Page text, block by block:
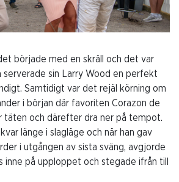
började med en skräll och det var
serverade sin Larry Wood en perfekt
Samtidigt var det rejäl körning om
i början där favoriten Corazon de
täten och därefter dra ner på tempot.
länge i slagläge och när han gav
i utgången av sista sväng, avgjorde
inne på upploppet och stegade ifrån till